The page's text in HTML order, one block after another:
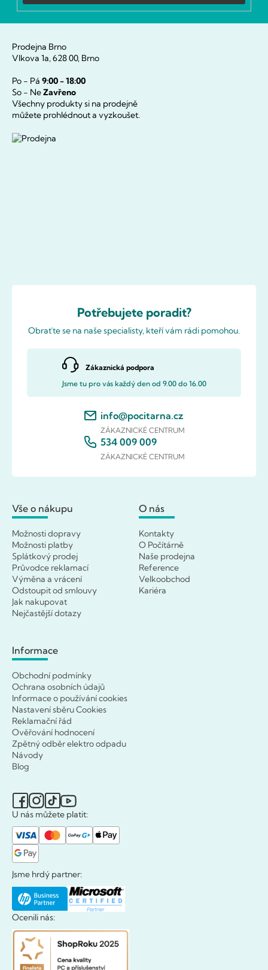
Prodejna Brno
Vlkova 1a, 628 00, Brno
Po - Pá 9:00 - 18:00
So - NeZavřeno
Všechny produkty si na prodejně
můžete prohlédnout a vyzkoušet.
Potřebujete poradit?
Obraťte se na naše specialisty, kteří vám rádi pomohou.
Zákaznická podpora
Jsme tu pro vás každý den od 9.00 do 16.00
info@pocitarna.cz
ZÁKAZNICKÉ CENTRUM
534 009 009
ZÁKAZNICKÉ CENTRUM
Vše o nákupu
Možnosti dopravy
Možnosti platby
Splátkový prodej
Průvodce reklamací
Výměna a vrácení
Odstoupit od smlouvy
Jak nakupovat
Nejčastější dotazy
O nás
Kontakty
O Počítárně
Naše prodejna
Reference
Velkoobchod
Kariéra
Informace
Obchodní podmínky
Ochrana osobních údajů
Informace o používání cookies
Nastavení sběru Cookies
Reklamační řád
Ověřování hodnocení
Zpětný odběr elektro odpadu
Návody
Blog
U nás můžete platit:
Jsme hrdý partner:
Ocenili nás: